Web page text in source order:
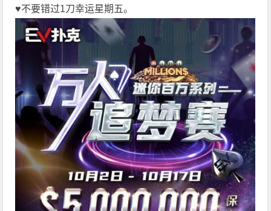
♥️不要错过1刀幸运星期五。